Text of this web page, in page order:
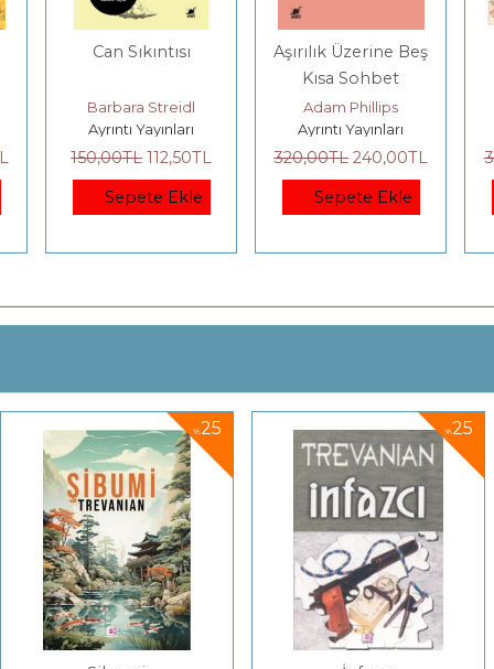
Can Sıkıntısı
Barbara Streidl
Ayrıntı Yayınları
150,00TL 112,50TL
Sepete Ekle
Aşırılık Üzerine Beş
Kısa Sohbet
Adam Phillips
Ayrıntı Yayınları
320,00TL 240,00TL
Sepete Ekle
%25 %25